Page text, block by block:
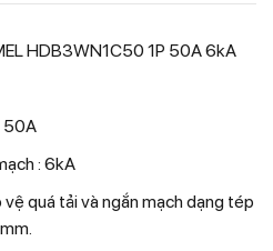
HDB3WN1C50 1P 50A 6kA
50A
: 6kA
quá tải và ngắn mạch dạng tép